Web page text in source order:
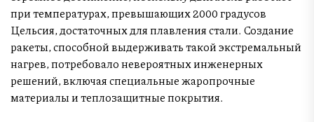
при температурах, превышающих 2000 градусов
Цельсия, достаточных для плавления стали. Создание
ракеты, способной выдерживать такой экстремальный
нагрев, потребовало невероятных инженерных
решений, включая специальные жаропрочные
материалы и теплозащитные покрытия.